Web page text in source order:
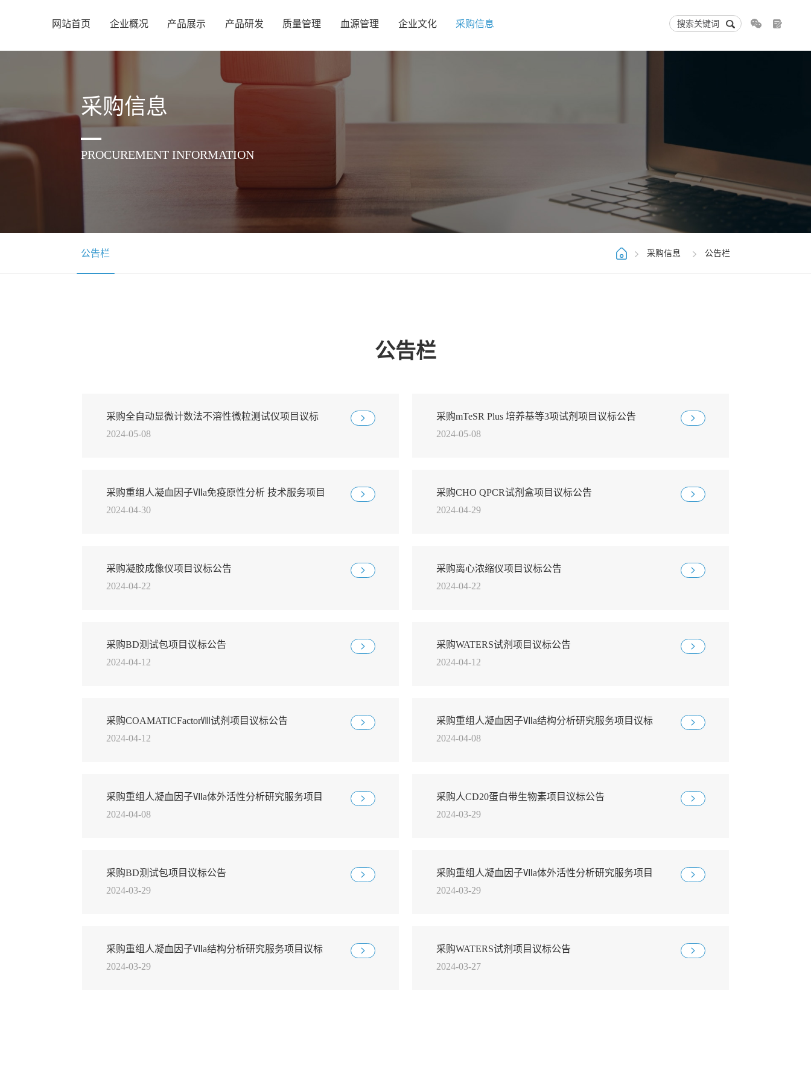
网站首页 企业概况 产品展示 产品研发 质量管理 血源管理 企业文化 采购信息
采购信息
PROCUREMENT INFORMATION
公告栏 采购信息 公告栏
公告栏
采购全自动显微计数法不溶性微粒测试仪项目议标
公告
2024-05-08
采购mTeSR Plus 培养基等3项试剂项目议标公告
2024-05-08
采购重组人凝血因子Ⅶa免疫原性分析 技术服务项目
议标公告
2024-04-30
采购CHO QPCR试剂盒项目议标公告
2024-04-29
采购凝胶成像仪项目议标公告
2024-04-22
采购离心浓缩仪项目议标公告
2024-04-22
采购BD测试包项目议标公告
2024-04-12
采购WATERS试剂项目议标公告
2024-04-12
采购COAMATICFactorⅧ试剂项目议标公告
2024-04-12
采购重组人凝血因子Ⅶa结构分析研究服务项目议标
公告
2024-04-08
采购重组人凝血因子Ⅶa体外活性分析研究服务项目
议标公告
2024-04-08
采购人CD20蛋白带生物素项目议标公告
2024-03-29
采购BD测试包项目议标公告
2024-03-29
采购重组人凝血因子Ⅶa体外活性分析研究服务项目
议标公告
2024-03-29
采购重组人凝血因子Ⅶa结构分析研究服务项目议标
公告
2024-03-29
采购WATERS试剂项目议标公告
2024-03-27